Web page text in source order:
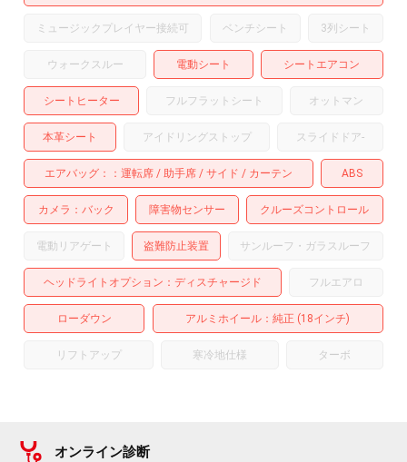
ミュージックプレイヤー接続可 ベンチシート 3列シート
ウォークスルー 電動シート シートエアコン
シートヒーター フルフラットシート オットマン
本革シート アイドリングストップ スライドドア-
エアバッグ： 運転席 助手席 サイド カーテン ABS
カメラ バック 障害物センサー クルーズコントロール
電動リアゲート 盗難防止装置 サンルーフ・ガラスルーフ
ヘッドライトオプション ディスチャージド フルエアロ
ローダウン アルミホイール ：純正 (18インチ)
リフトアップ 寒冷地仕様 ターボ
オンライン診断